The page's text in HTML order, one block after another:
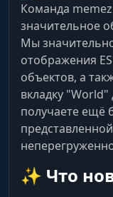
Команда
значительное
Мы
отображения
объектов, а
вкладку
получаете ещё
✨ Что